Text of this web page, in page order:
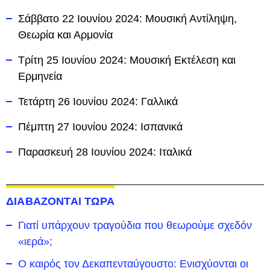
Σάββατο 22 Ιουνίου 2024: Μουσική Αντίληψη,
Θεωρία και Αρμονία
Τρίτη 25 Ιουνίου 2024: Μουσική Εκτέλεση και
Ερμηνεία
Τετάρτη 26 Ιουνίου 2024: Γαλλικά
Πέμπτη 27 Ιουνίου 2024: Ισπανικά
Παρασκευή 28 Ιουνίου 2024: Ιταλικά
ΔΙΑΒΑΖΟΝΤΑΙ ΤΩΡΑ
Γιατί υπάρχουν τραγούδια που θεωρούμε σχεδόν
«ιερά»;
Ο καιρός τον Δεκαπενταύγουστο: Ενισχύονται οι